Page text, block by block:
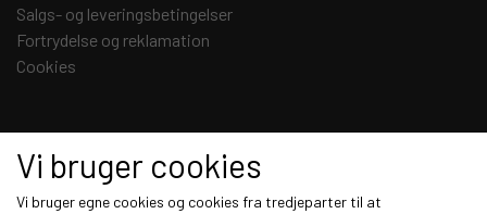
Salgs- og leveringsbetingelser
Fortrydelse og reklamation
Cookies
Vi bruger cookies
Vi bruger egne cookies og cookies fra tredjeparter til at